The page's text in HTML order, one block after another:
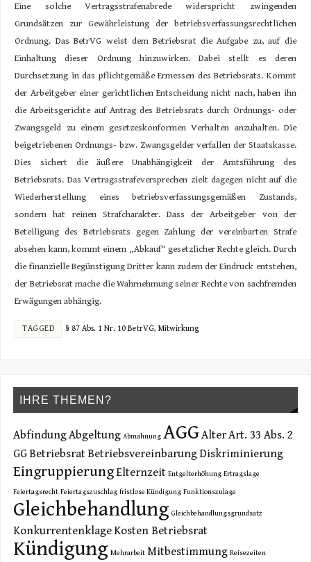
Eine solche Vertragsstrafenabrede widerspricht zwingenden
Grundsätzen zur Gewährleistung der betriebsverfassungsrechtlichen
Ordnung. Das BetrVG weist dem Betriebsrat die Aufgabe zu, auf die
Einhaltung dieser Ordnung hinzuwirken. Dabei stellt es deren
Durchsetzung in das pflichtgemäße Ermessen des Betriebsrats. Kommt
der Arbeitgeber einer gerichtlichen Entscheidung nicht nach, haben ihn
die Arbeitsgerichte auf Antrag des Betriebsrats durch Ordnungs- oder
Zwangsgeld zu einem gesetzeskonformen Verhalten anzuhalten. Die
beigetriebenen Ordnungs- bzw. Zwangsgelder verfallen der Staatskasse.
Dies sichert die äußere Unabhängigkeit der Amtsführung des
Betriebsrats. Das Vertragsstrafeversprechen zielt dagegen nicht auf die
Wiederherstellung eines betriebsverfassungsgemäßen Zustands,
sondern hat reinen Strafcharakter. Dass der Arbeitgeber von der
Beteiligung des Betriebsrats gegen Zahlung der vereinbarten Strafe
absehen kann, kommt einem „Abkauf“ gesetzlicher Rechte gleich. Durch
die finanzielle Begünstigung Dritter kann zudem der Eindruck entstehen,
der Betriebsrat mache die Wahrnehmung seiner Rechte von sachfremden
Erwägungen abhängig.
TAGGED § 87 Abs. 1 Nr. 10 BetrVG,Mitwirkung
IHRE THEMEN?
AbfindungAbgeltung Abmahnung AGGAlterArt. 33 Abs. 2
GGBetriebsratBetriebsvereinbarungDiskriminierung
Eingruppierung Elternzeit Entgelterhöhung Ertragslage
Feiertagsrecht Feiertagszuschlag fristlose Kündigung Funktionszulage
Gleichbehandlung Gleichbehandlungsgrundsatz
KonkurrentenklageKosten Betriebsrat
Kündigung Mehrarbeit Mitbestimmung Reisezeiten